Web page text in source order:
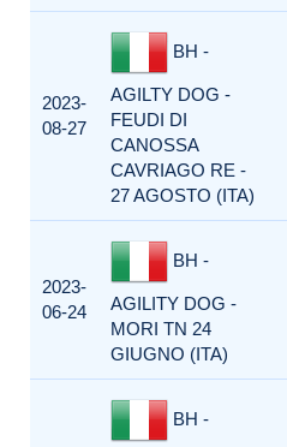
2023-
08-27
BH -
AGILTY DOG -
FEUDI DI
CANOSSA
CAVRIAGO RE -
27 AGOSTO (ITA)
2023-
06-24
BH -
AGILITY DOG -
MORI TN 24
GIUGNO (ITA)
BH -